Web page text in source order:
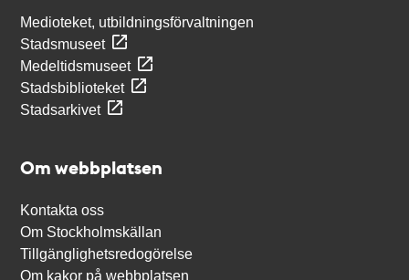
Medioteket, utbildningsförvaltningen
Stadsmuseet
Medeltidsmuseet
Stadsbiblioteket
Stadsarkivet
Om webbplatsen
Kontakta oss
Om Stockholmskällan
Tillgänglighetsredogörelse
Om kakor på webbplatsen